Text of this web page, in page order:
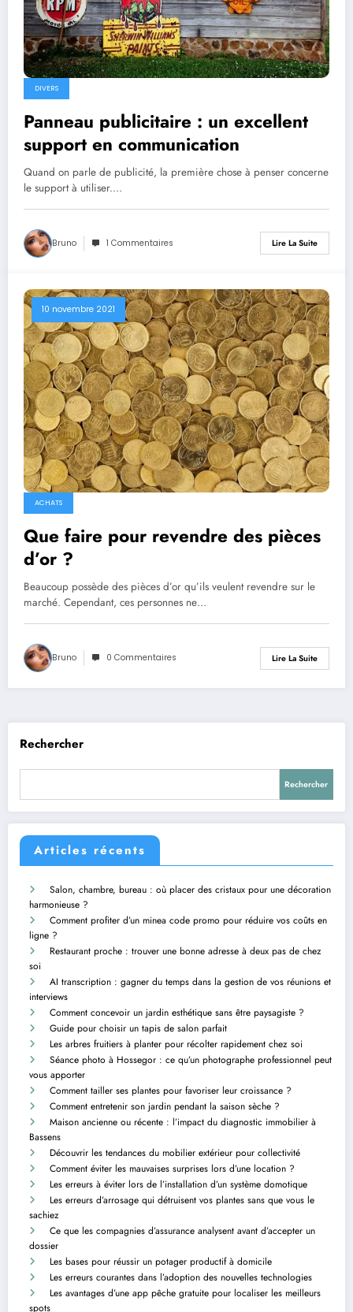
DIVERS
Panneau publicitaire : un excellent
support en communication
Quand on parle de publicité, la première chose à penser concerne
le support à utiliser.…
Bruno 1 Commentaires Lire La Suite
10 novembre 2021
ACHATS
Que faire pour revendre des pièces
d’or ?
Beaucoup possède des pièces d’or qu’ils veulent revendre sur le
marché. Cependant, ces personnes ne…
Bruno 0 Commentaires Lire La Suite
Rechercher
Rechercher
Articles récents
Salon, chambre, bureau : où placer des cristaux pour une décoration
harmonieuse ?
Comment profiter d’un minea code promo pour réduire vos coûts en
ligne ?
Restaurant proche : trouver une bonne adresse à deux pas de chez
soi
AI transcription : gagner du temps dans la gestion de vos réunions et
interviews
Comment concevoir un jardin esthétique sans être paysagiste ?
Guide pour choisir un tapis de salon parfait
Les arbres fruitiers à planter pour récolter rapidement chez soi
Séance photo à Hossegor : ce qu’un photographe professionnel peut
vous apporter
Comment tailler ses plantes pour favoriser leur croissance ?
Comment entretenir son jardin pendant la saison sèche ?
Maison ancienne ou récente : l’impact du diagnostic immobilier à
Bassens
Découvrir les tendances du mobilier extérieur pour collectivité
Comment éviter les mauvaises surprises lors d’une location ?
Les erreurs à éviter lors de l’installation d’un système domotique
Les erreurs d’arrosage qui détruisent vos plantes sans que vous le
sachiez
Ce que les compagnies d’assurance analysent avant d’accepter un
dossier
Les bases pour réussir un potager productif à domicile
Les erreurs courantes dans l’adoption des nouvelles technologies
Les avantages d’une app pêche gratuite pour localiser les meilleurs
spots